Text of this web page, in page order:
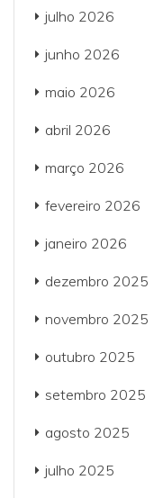
julho 2026
junho 2026
maio 2026
abril 2026
março 2026
fevereiro 2026
janeiro 2026
dezembro 2025
novembro 2025
outubro 2025
setembro 2025
agosto 2025
julho 2025